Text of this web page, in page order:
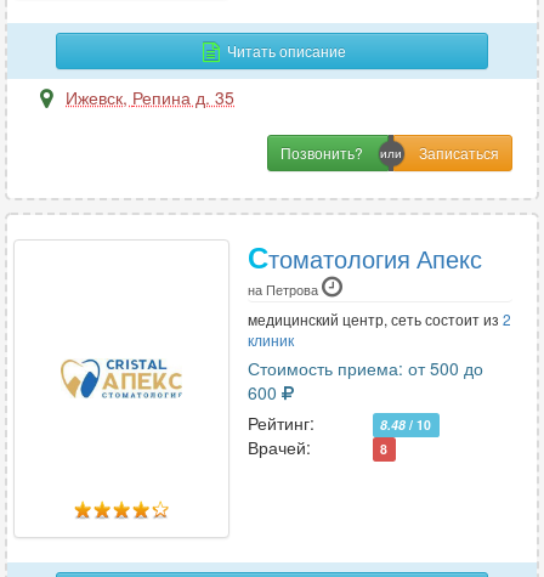
Читать описание
Ижевск, Репина д. 35
Позвонить?
Стоматология Апекс
на Петрова
медицинский центр, сеть состоит из 2
клиник
Стоимость приема: от 500 до
600
Рейтинг:
8.48 / 10
Врачей: 8